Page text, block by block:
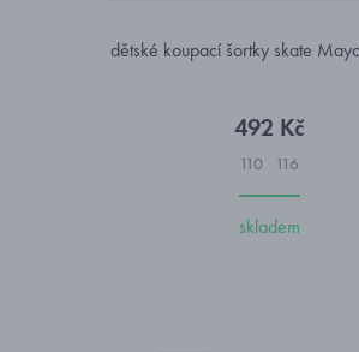
dětské koupací šortky skate
492 Kč
110 116
skladem